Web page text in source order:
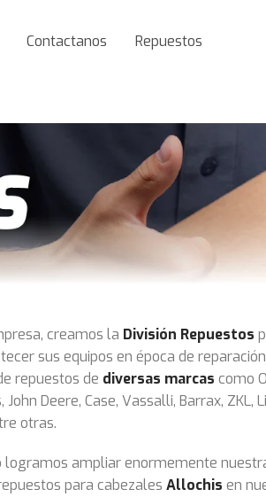
Contactanos Repuestos
creamos la División Repuestos
sus equipos en época de
repuestos de diversas marcas como
John Deere, Case, Vassalli, Barrax, ZKL,
otras.
ampliar enormemente
para cabezales Allochis en